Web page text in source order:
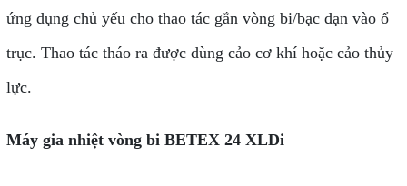
ứng dụng chủ yếu cho thao tác gắn vòng bi/bạc đạn vào ổ
trục. Thao tác tháo ra được dùng cảo cơ khí hoặc cảo thủy
lực.
Máy gia nhiệt vòng bi BETEX 24 XLDi